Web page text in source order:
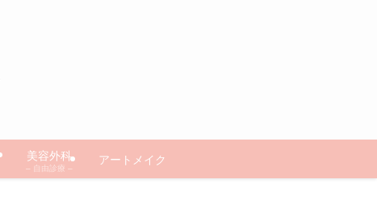
美容外科
– 自由診療 –
アートメイク